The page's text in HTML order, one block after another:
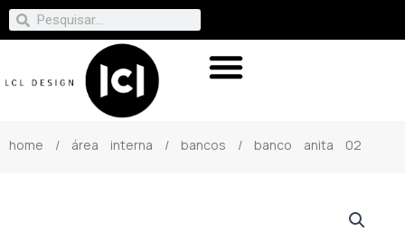
home / área interna / bancos / banco anita 02